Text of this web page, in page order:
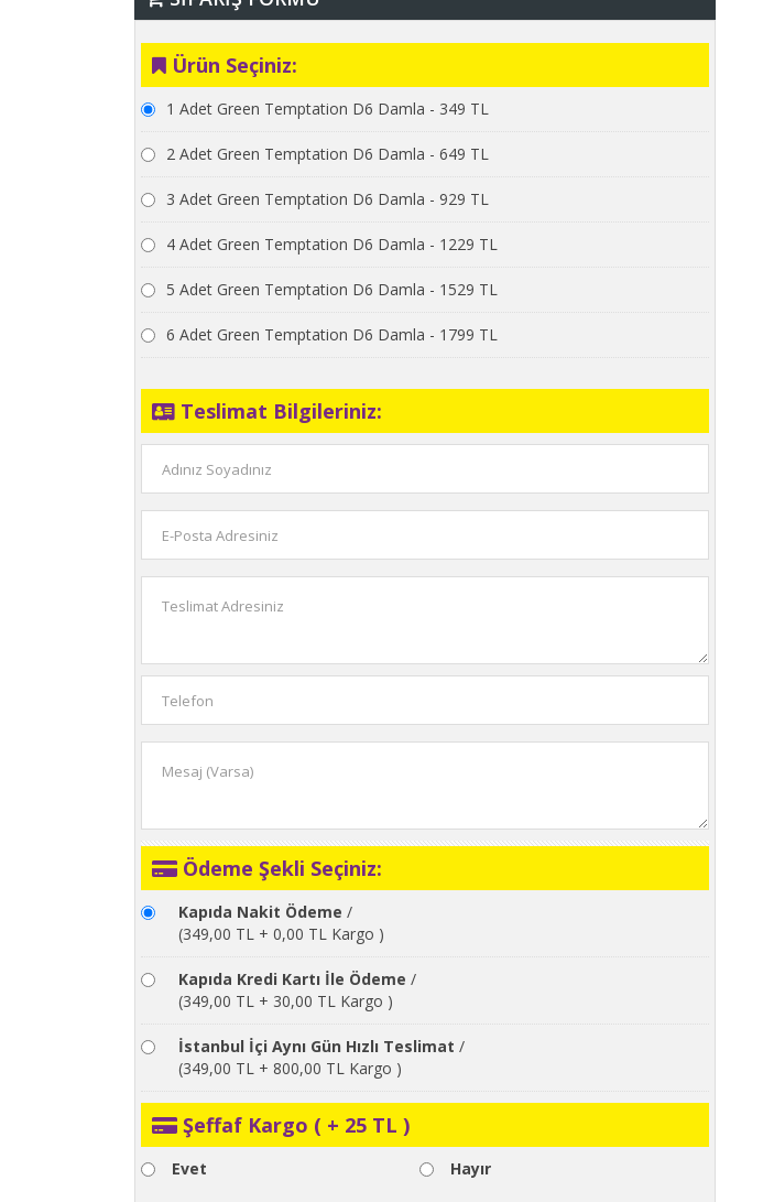
Ürün Seçiniz:
1 Adet Green Temptation D6 Damla - 349 TL
2 Adet Green Temptation D6 Damla - 649 TL
3 Adet Green Temptation D6 Damla - 929 TL
4 Adet Green Temptation D6 Damla - 1229 TL
5 Adet Green Temptation D6 Damla - 1529 TL
6 Adet Green Temptation D6 Damla - 1799 TL
Teslimat Bilgileriniz:
Ödeme Şekli Seçiniz:
Kapıda Nakit Ödeme /
(349,00 TL + 0,00 TL Kargo )
Kapıda Kredi Kartı İle Ödeme /
(349,00 TL + 30,00 TL Kargo )
İstanbul İçi Aynı Gün Hızlı Teslimat /
(349,00 TL + 800,00 TL Kargo )
Şeffaf Kargo ( + 25 TL )
Evet Hayır